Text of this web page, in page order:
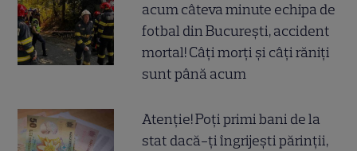
acum câteva minute echipa de
fotbal din București, accident
mortal! Câți morți și câți răniți
sunt până acum
Atenție! Poți primi bani de la
stat dacă-ți îngrijești părinții,